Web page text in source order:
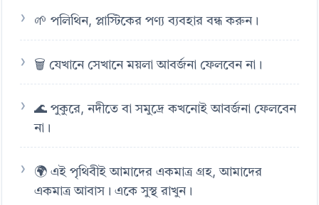
🌱 পলিথিন, প্লাস্টিকের পণ্য ব্যবহার বন্ধ করুন।
🗑️ যেখানে সেখানে ময়লা আবর্জনা ফেলবেন না।
🌊 পুকুরে, নদীতে বা সমুদ্রে কখনোই আবর্জনা ফেলবেন
না।
🌍 এই পৃথিবীই আমাদের একমাত্র গ্রহ, আমাদের
একমাত্র আবাস। একে সুস্থ রাখুন।